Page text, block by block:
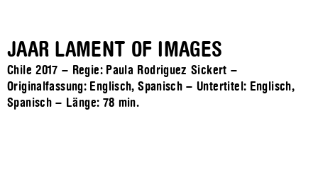
JAAR LAMENT OF IMAGES
Chile 2017 – Regie: Paula Rodriguez Sickert –
Originalfassung: Englisch, Spanisch – Untertitel: Englisch,
Spanisch – Länge: 78 min.